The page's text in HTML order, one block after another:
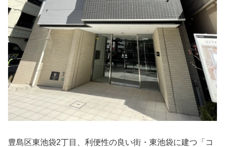
豊島区東池袋2丁目、利便性の良い街・東池袋に建つ「コ